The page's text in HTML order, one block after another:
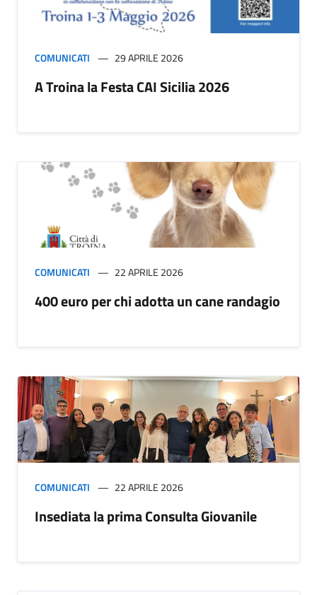
COMUNICATI 29 APRILE 2026
A Troina la Festa CAI Sicilia 2026
COMUNICATI 22 APRILE 2026
400 euro per chi adotta un cane randagio
COMUNICATI 22 APRILE 2026
Insediata la prima Consulta Giovanile